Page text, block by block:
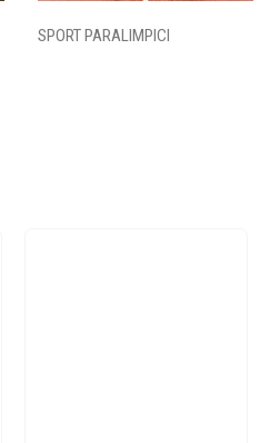
SPORT PARALIMPICI